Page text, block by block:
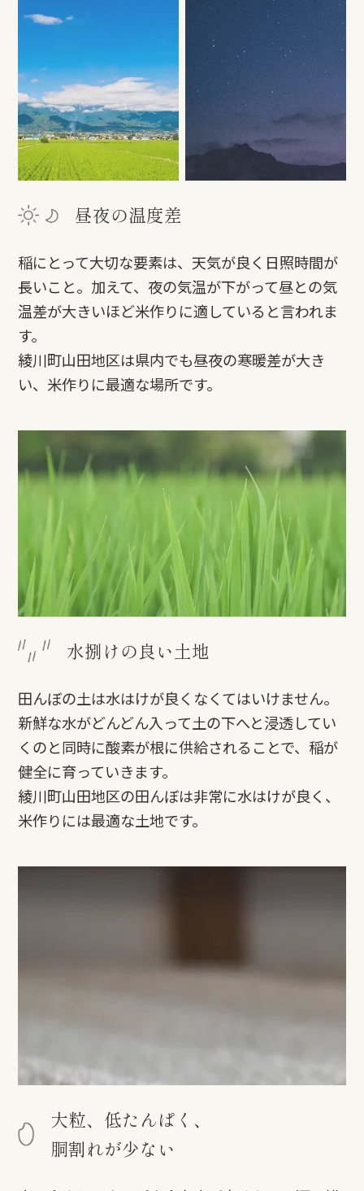
昼夜の温度差
稲にとって大切な要素は、天気が良く日照時間が
長いこと。加えて、夜の気温が下がって昼との気
温差が大きいほど米作りに適していると言われま
す。
綾川町山田地区は県内でも昼夜の寒暖差が大き
い、米作りに最適な場所です。
水捌けの良い土地
田んぼの土は水はけが良くなくてはいけません。
新鮮な水がどんどん入って土の下へと浸透してい
くのと同時に酸素が根に供給されることで、稲が
健全に育っていきます。
綾川町山田地区の田んぼは非常に水はけが良く、
米作りには最適な土地です。
大粒、低たんぱく、
胴割れが少ない